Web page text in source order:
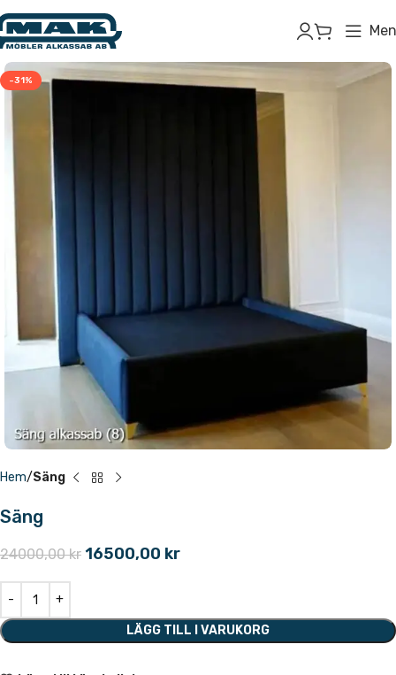
-31%
Hem Säng
Säng
24000,00kr 16500,00 kr
LÄGG TILL I VARUKORG